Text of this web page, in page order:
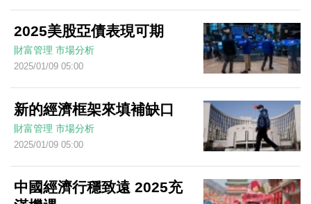
2025美股亞債表現可期
財富管理 市場分析
2025/01/09 05:00
新的經濟框架來填補缺口
財富管理 市場分析
2025/01/09 05:00
中國經濟行穩致遠 2025充